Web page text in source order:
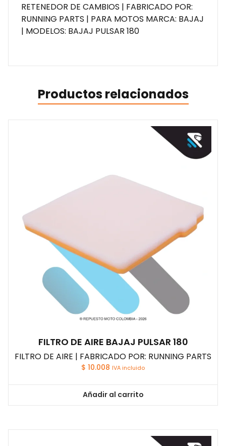
RETENEDOR DE CAMBIOS | FABRICADO POR:
RUNNING PARTS | PARA MOTOS MARCA: BAJAJ
| MODELOS: BAJAJ PULSAR 180
Productos relacionados
FILTRO DE AIRE BAJAJ PULSAR 180
FILTRO DE AIRE | FABRICADO POR: RUNNING PARTS
$ 10.008 IVA incluido
Añadir al carrito